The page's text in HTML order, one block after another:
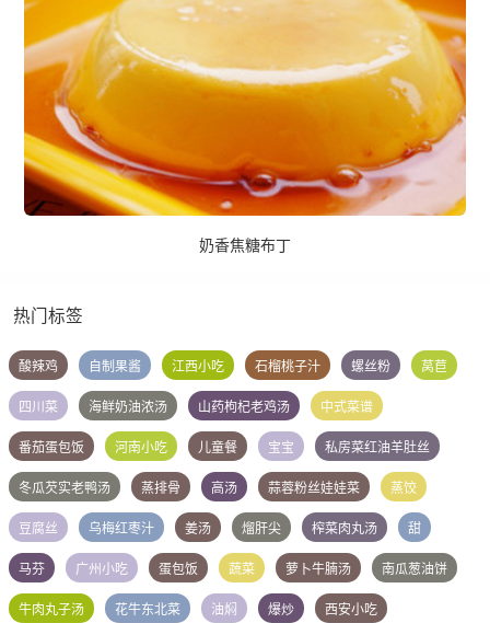
奶香焦糖布丁
热门标签
酸辣鸡 自制果酱 江西小吃 石榴桃子汁 螺丝粉 莴苣
四川菜 海鲜奶油浓汤 山药枸杞老鸡汤 中式菜谱
番茄蛋包饭 河南小吃 儿童餐 宝宝 私房菜红油羊肚丝
冬瓜芡实老鸭汤 蒸排骨 高汤 蒜蓉粉丝娃娃菜 蒸饺
豆腐丝 乌梅红枣汁 姜汤 熘肝尖 榨菜肉丸汤 甜
马芬 广州小吃 蛋包饭 蔬菜 萝卜牛腩汤 南瓜葱油饼
牛肉丸子汤 花牛东北菜 油焖 爆炒 西安小吃